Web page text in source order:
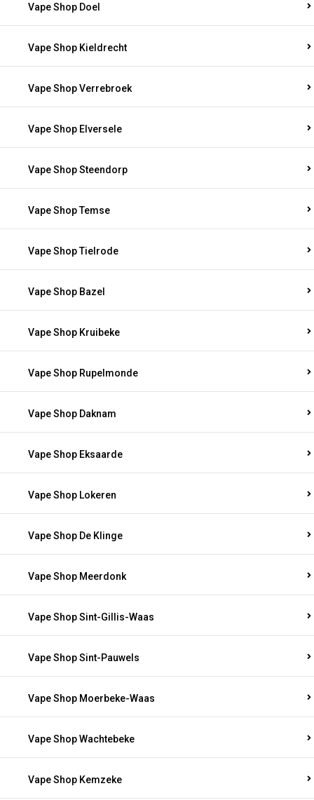
Vape Shop Doel
Vape Shop Kieldrecht
Vape Shop Verrebroek
Vape Shop Elversele
Vape Shop Steendorp
Vape Shop Temse
Vape Shop Tielrode
Vape Shop Bazel
Vape Shop Kruibeke
Vape Shop Rupelmonde
Vape Shop Daknam
Vape Shop Eksaarde
Vape Shop Lokeren
Vape Shop De Klinge
Vape Shop Meerdonk
Vape Shop Sint-Gillis-Waas
Vape Shop Sint-Pauwels
Vape Shop Moerbeke-Waas
Vape Shop Wachtebeke
Vape Shop Kemzeke